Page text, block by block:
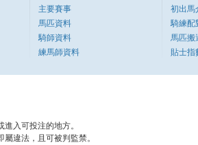
主要賽事
馬匹資料
騎師資料
練馬師資料
初出馬
騎練配
馬匹搬
貼士指
入可投注的地方。
違法，且可被判監禁。